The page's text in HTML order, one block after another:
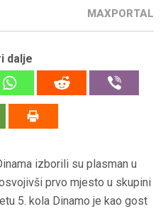
MAXPORTAL
dalje
izborili su plasman u
prvo mjesto u skupini
5. kola Dinamo je kao gost